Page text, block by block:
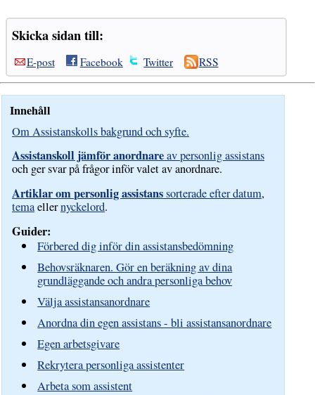
Skicka sidan till:
E-post Facebook Twitter RSS
Innehåll
Om Assistanskolls bakgrund och syfte.
Assistanskoll jämför anordnareav personlig assistans
och ger svar på frågor inför valet av anordnare.
Artiklar om personlig assistanssorterade efter datum,
temaellernyckelord.
Guider:
Förbered dig inför din assistansbedömning
Behovsräknaren. Gör en beräkning av dina
grundläggande och andra personliga behov
Välja assistansanordnare
Anordna din egen assistans - bli assistansanordnare
Egen arbetsgivare
Rekrytera personliga assistenter
Arbeta som assistent